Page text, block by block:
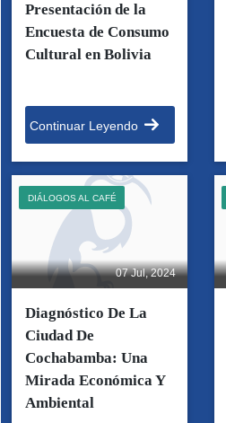
Presentación de la
Encuesta de Consumo
Cultural en Bolivia
Continuar Leyendo
07 Jul, 2024
DIÁLOGOS AL CAFÉ
Diagnóstico De La
Ciudad De
Cochabamba: Una
Mirada Económica Y
Ambiental